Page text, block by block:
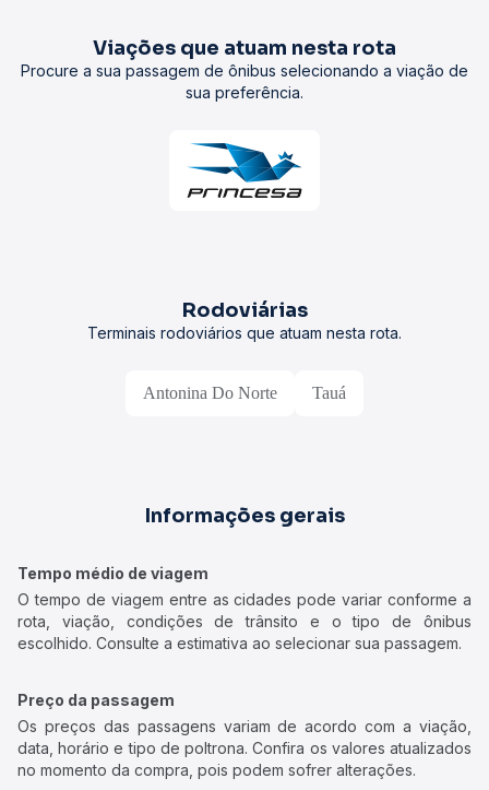
Viações que atuam nesta rota
Procure a sua passagem de ônibus selecionando a viação de
sua preferência.
Rodoviárias
Terminais rodoviários que atuam nesta rota.
Antonina Do Norte Tauá
Informações gerais
Tempo médio de viagem
O tempo de viagem entre as cidades pode variar conforme a
rota, viação, condições de trânsito e o tipo de ônibus
escolhido. Consulte a estimativa ao selecionar sua passagem.
Preço da passagem
Os preços das passagens variam de acordo com a viação,
data, horário e tipo de poltrona. Confira os valores atualizados
no momento da compra, pois podem sofrer alterações.